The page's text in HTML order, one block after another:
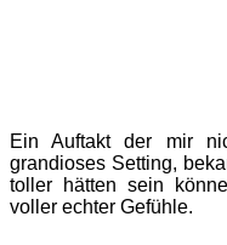
Ein Auftakt der mir
grandioses Setting,
toller hätten sein
voller echter Gefühle.